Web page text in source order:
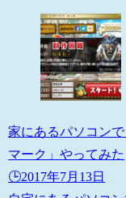
家にあるパソコン
マーク」やってみた
🕒️2017年7月13日